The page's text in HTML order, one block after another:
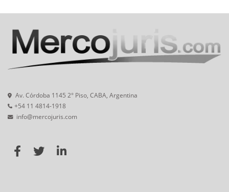
Av. Córdoba 1145 2° Piso, CABA, Argentina
+54 11 4814-1918
info@mercojuris.com